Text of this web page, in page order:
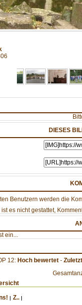
DIESES
Benutzern werden die
es nicht gestattet,
ein...
12: Hoch bewertet -
Z..